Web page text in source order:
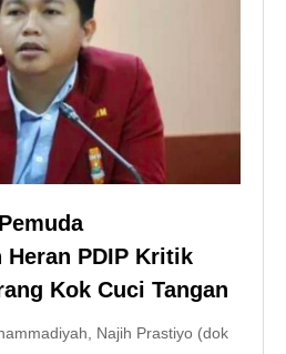
Heran PDIP Kritik
Kok Cuci Tangan
Najih Prastiyo (dok